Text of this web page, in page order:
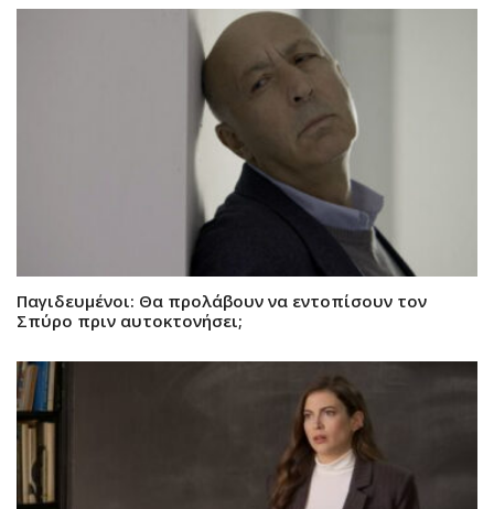
Παγιδευμένοι: Θα προλάβουν να εντοπίσουν τον
Σπύρο πριν αυτοκτονήσει;